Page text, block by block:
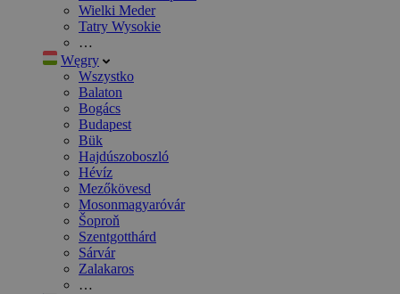
Wielki Meder
Tatry Wysokie
…
Węgry
Wszystko
Balaton
Bogács
Budapest
Bük
Hajdúszoboszló
Hévíz
Mezőkövesd
Mosonmagyaróvár
Šoproň
Szentgotthárd
Sárvár
Zalakaros
…